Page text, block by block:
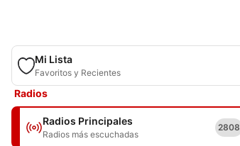
Mi Lista
Favoritos y Recientes
Radios
Radios Principales
Radios más escuchadas
2808